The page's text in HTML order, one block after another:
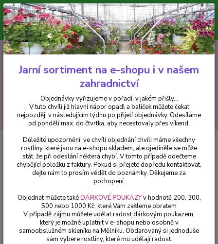
Minimální hodnota pro odeslání z e-shopu je 300 Kč.
V tuto chvíli již hlavní nápor objednávek opadl a balíček můžete čekat
nejpozději v následujícím týdnu po přijetí objednávky. Objednávky
vyřizujeme v pořadí, v jakém přišly...
CZK
Hledat
+420 602 223 614 0ks
za0 Kč
Fuchsie Satellite Fuchsie (Kennett USA 1965) - cena na prodejně
Satellite Fuchsie (Kennett USA
1965) - cena na prodejně
Jarní sortiment na e-shopu i v našem
zahradnictví
Objednávky vyřizujeme v pořadí, v jakém přišly...
V tuto chvíli již hlavní nápor opadl a balíček můžete čekat
nejpozději v následujícím týdnu po přijetí objednávky. Odesíláme
od pondělí max. do čtvrtka, aby necestovaly přes víkend.
Důležité upozornění: ve chvíli objednání chvíli máme všechny
rostliny, které jsou na e-shopu skladem, ale ojediněle se může
stát, že při odeslání některá chybí. V tomto případě odečteme
chybějící položku z faktury. Pokud si přejete dopředu kontaktovat,
dejte nám to prosím vědět do poznámky. Děkujeme za
pochopení.
Objednat můžete takéDÁRKOVÉ POUKAZYv hodnotě 200, 300,
500 nebo 1000 Kč, které Vám zašleme obratem
V případě zájmu můžete udělat radost dárkovým poukazem,
který je možné uplatnit v e-shopu nebo osobně v
samoobslužném skleníku na Mělníku. Obdarovaný si jednoduše
sám vybere rostliny, které mu udělají radost.